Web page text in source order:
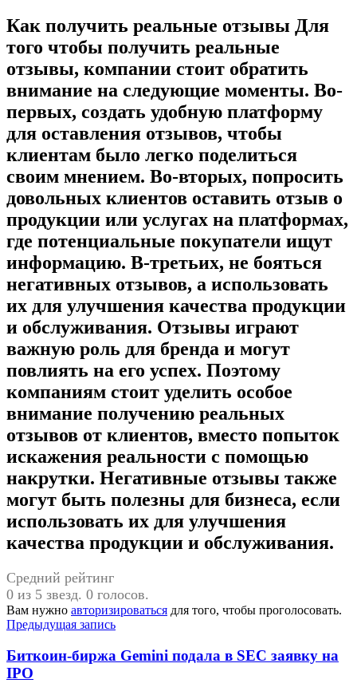
Как получить реальные отзывы Для
того чтобы получить реальные
отзывы, компании стоит обратить
внимание на следующие моменты. Во-
первых, создать удобную платформу
для оставления отзывов, чтобы
клиентам было легко поделиться
своим мнением. Во-вторых, попросить
довольных клиентов оставить отзыв о
продукции или услугах на платформах,
где потенциальные покупатели ищут
информацию. В-третьих, не бояться
негативных отзывов, а использовать
их для улучшения качества продукции
и обслуживания. Отзывы играют
важную роль для бренда и могут
повлиять на его успех. Поэтому
компаниям стоит уделить особое
внимание получению реальных
отзывов от клиентов, вместо попыток
искажения реальности с помощью
накрутки. Негативные отзывы также
могут быть полезны для бизнеса, если
использовать их для улучшения
качества продукции и обслуживания.
Средний рейтинг
0 из 5 звезд. 0 голосов.
Вам нужно авторизироваться для того, чтобы проголосовать.
Навигация
по
записям
Предыдущая запись
Биткоин-биржа Gemini подала в SEC заявку на
IPO